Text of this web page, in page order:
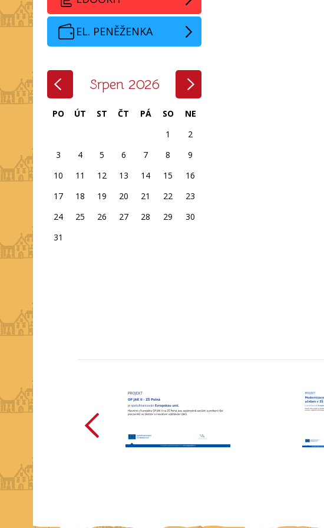
EL. PENĚŽENKA
Srpen 2026
PO ÚT ST ČT PÁ SO
NE
1
2
3
4 5 6 7 8
9
10
11 12 13 14 15
16
17
18 19 20 21 22
23
24
25 26 27 28 29
30
31
předchozí